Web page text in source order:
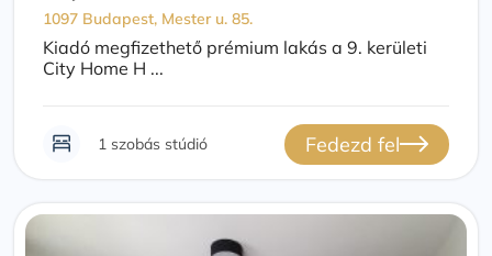
1097 Budapest, Mester u. 85.
Kiadó megfizethető prémium lakás a 9. kerületi
City Home H ...
1 szobás stúdió Fedezd fel